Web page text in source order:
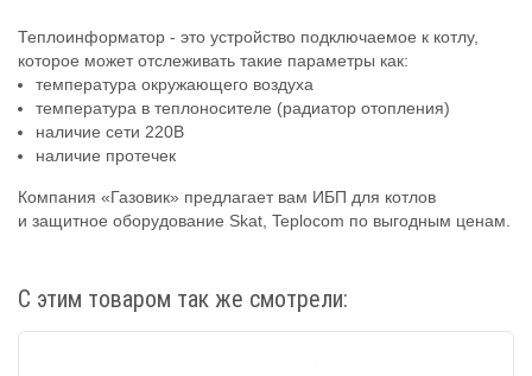
Теплоинформатор - это устройство подключаемое к котлу,
которое может отслеживать такие параметры как:
температура окружающего воздуха
температура в теплоносителе (радиатор отопления)
наличие сети 220В
наличие протечек
Компания «Газовик» предлагает вам ИБП для котлов
и защитное оборудование Skat Teplocom по выгодным ценам
С этим товаром так же смотрели: